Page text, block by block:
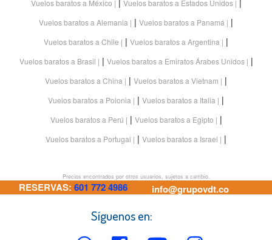
Vuelos baratos a México | Vuelos baratos a Estados Unidos |
Vuelos baratos a Alemania | Vuelos baratos a Panamá |
Vuelos baratos a Chile | Vuelos baratos a Argentina |
Vuelos baratos a Brasil | Vuelos baratos a Emiratos Árabes Unidos |
Vuelos baratos a China | Vuelos baratos a Vietnam |
Vuelos baratos a Polonia | Vuelos baratos a Italia |
Vuelos baratos a Perú | Vuelos baratos a Egipto |
Vuelos baratos a Portugal | Vuelos baratos a Israel |
Precios encontrados por otros usuarios, sujetos a cambio.
RESERVAS: 601 772 4986 info@grupovdt.co
Síguenos en: